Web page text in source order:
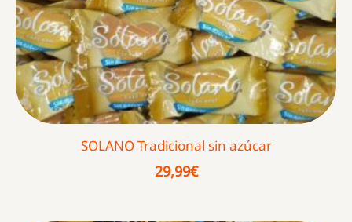
SOLANO Tradicional sin azúcar
29,99€